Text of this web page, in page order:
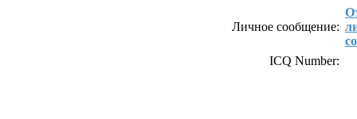
Личное сообщение:
ICQ Number: